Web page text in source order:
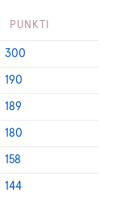
PUNKTI
300
190
189
180
158
144